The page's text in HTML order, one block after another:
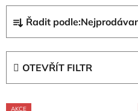
a
z
p
Řadit podle:
OTEVŘÍT FILTR
VAKCE